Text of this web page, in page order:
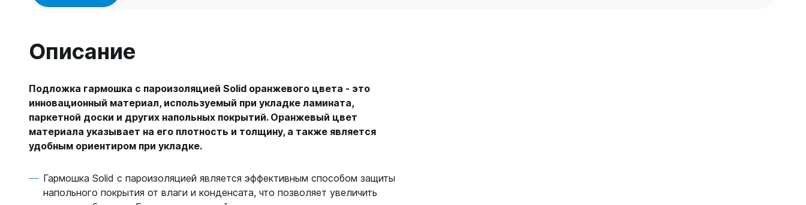
Описание
Подложка гармошка с пароизоляцией Solid оранжевого цвета - это
инновационный материал, используемый при укладке ламината,
паркетной доски и других напольных покрытий. Оранжевый цвет
материала указывает на его плотность и толщину, а также является
удобным ориентиром при укладке.
Гармошка Solid с пароизоляцией является эффективным способом защиты
напольного покрытия от влаги и конденсата, что позволяет увеличить